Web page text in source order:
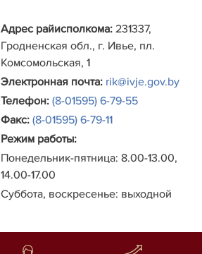
Адрес райисполкома: 231337,
Гродненская обл., г. Ивье, пл.
Комсомольская, 1
Электронная почта: rik@ivje.gov.by
Телефон: (8-01595) 6-79-55
Факс: (8-01595) 6-79-11
Режим работы:
Понедельник-пятница: 8.00-13.00,
14.00-17.00
Суббота, воскресенье: выходной